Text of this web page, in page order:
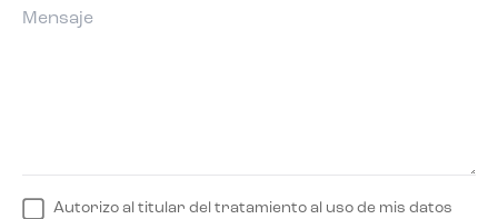
Autorizo al titular del tratamiento al uso de mis datos